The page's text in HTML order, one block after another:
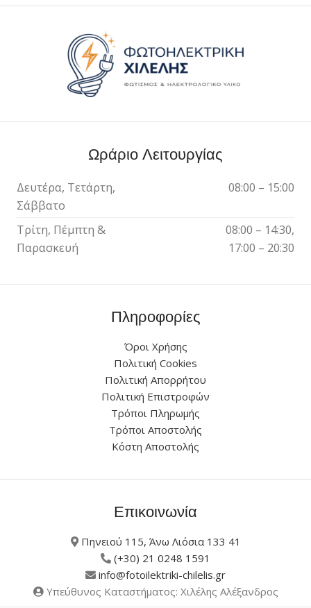
Ωράριο Λειτουργίας
Δευτέρα, Τετάρτη,
Σάββατο
08:00 – 15:00
Τρίτη, Πέμπτη &
Παρασκευή
08:00 – 14:30,
17:00 – 20:30
Πληροφορίες
Όροι Χρήσης
Πολιτική Cookies
Πολιτική Απορρήτου
Πολιτική Επιστροφών
Τρόποι Πληρωμής
Τρόποι Αποστολής
Κόστη Αποστολής
Επικοινωνία
Πηνειού 115, Άνω Λιόσια 133 41
(+30) 21 0248 1591
info@fotoilektriki-chilelis.gr
Υπεύθυνος Καταστήματος: Χιλέλης Αλέξανδρος